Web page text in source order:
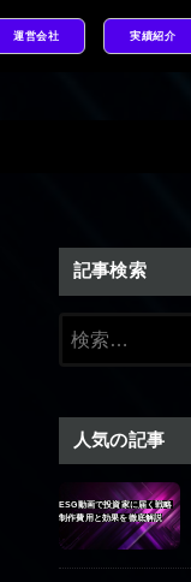
運営会社 実績紹介
記事検索
人気の記事
ESG動画で投資家に届く戦略
制作費用と効果を徹底解説